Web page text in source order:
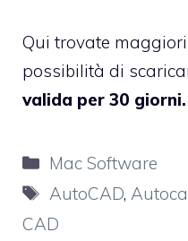
Qui trovate
possibilità di
valida per 30 giorni.
Categorie
Mac Software
Tag
AutoCAD,
CAD